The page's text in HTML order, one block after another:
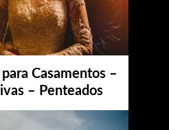
Casamentos –
– Penteados